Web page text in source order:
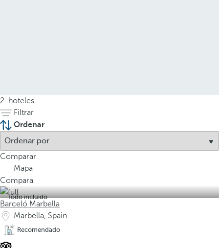
2
hoteles
Filtrar
Ordenar
Comparar
Mapa
Compara
Todo incluido
Barceló Marbella
Marbella, Spain
Recomendado